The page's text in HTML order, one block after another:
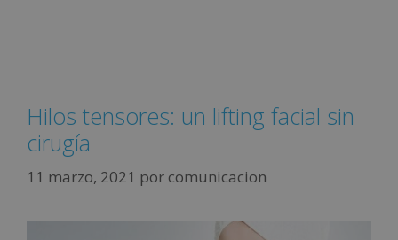
Hilos tensores: un lifting facial sin
cirugía
11 marzo, 2021 por comunicacion